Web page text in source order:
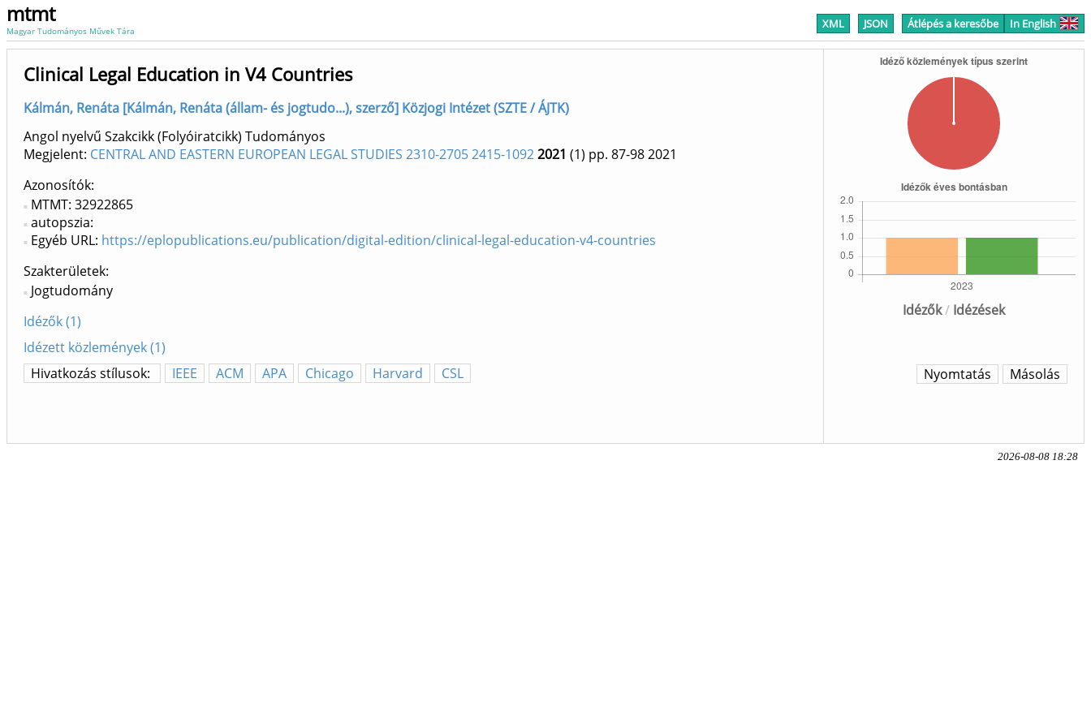
mtmt
Magyar Tudományos Művek Tára XML JSON Átlépés a keresőbe In English
Idézők/ Idézések
Clinical Legal Education in V4 Countries
Kálmán, Renáta [Kálmán, Renáta (állam- és jogtudo...), szerző] Közjogi Intézet (SZTE / ÁJTK)
Angol nyelvű Szakcikk (Folyóiratcikk) Tudományos
Megjelent: CENTRAL AND EASTERN EUROPEAN LEGAL STUDIES 2310-2705 2415-10922021 (1) pp. 87-982021
Azonosítók
MTMT: 32922865
autopszia:
Egyéb URL: https://eplopublications.eu/publication/digital-edition/clinical-legal-education-v4-countries
Szakterületek:
Jogtudomány
Idézők (1)
Idézett közlemények (1)
Hivatkozás stílusok:
IEEE ACM APA Chicago Harvard CSL Másolás
Nyomtatás
2026-08-08 18:28